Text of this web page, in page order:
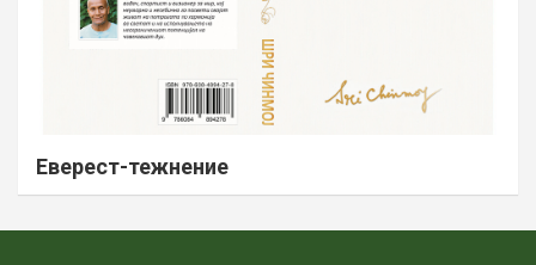
Еверест-тежнение